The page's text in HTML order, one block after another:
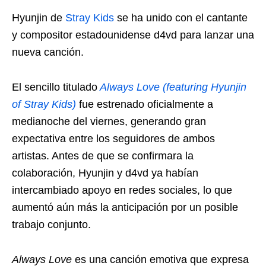
Hyunjin de Stray Kids se ha unido con el cantante
y compositor estadounidense d4vd para lanzar una
nueva canción.
El sencillo titulado Always Love (featuring Hyunjin
of Stray Kids) fue estrenado oficialmente a
medianoche del viernes, generando gran
expectativa entre los seguidores de ambos
artistas. Antes de que se confirmara la
colaboración, Hyunjin y d4vd ya habían
intercambiado apoyo en redes sociales, lo que
aumentó aún más la anticipación por un posible
trabajo conjunto.
Always Love es una canción emotiva que expresa